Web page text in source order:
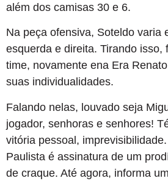
além dos camisas 30 e 6.
Na peça ofensiva, Soteldo varia
esquerda e direita. Tirando isso,
time, novamente ena Era
suas individualidades.
Falando nelas, louvado seja
jogador, senhoras e senhores!
vitória pessoal,
Paulista é assinatura de um
de craque. Até agora, informa